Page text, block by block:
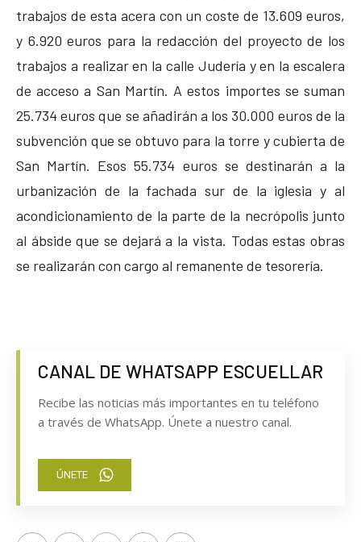
trabajos de esta acera con un coste de 13.609 euros,
y 6.920 euros para la redacción del proyecto de los
trabajos a realizar en la calle Judería y en la escalera
de acceso a San Martín. A estos importes se suman
25.734 euros que se añadirán a los 30.000 euros de la
subvención que se obtuvo para la torre y cubierta de
San Martín. Esos 55.734 euros se destinarán a la
urbanización de la fachada sur de la iglesia y al
acondicionamiento de la parte de la necrópolis junto
al ábside que se dejará a la vista. Todas estas obras
se realizarán con cargo al remanente de tesorería.
CANAL DE WHATSAPP ESCUELLAR
Recibe las noticias más importantes en tu teléfono
a través de WhatsApp. Únete a nuestro canal.
ÚNETE